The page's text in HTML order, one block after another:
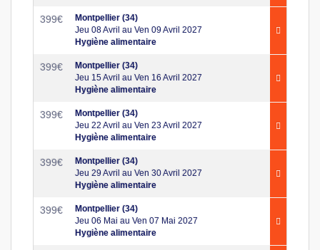
399€
Montpellier (34)
Jeu 08 Avril au Ven 09 Avril 2027
Hygiène alimentaire
399€
Montpellier (34)
Jeu 15 Avril au Ven 16 Avril 2027
Hygiène alimentaire
399€
Montpellier (34)
Jeu 22 Avril au Ven 23 Avril 2027
Hygiène alimentaire
399€
Montpellier (34)
Jeu 29 Avril au Ven 30 Avril 2027
Hygiène alimentaire
399€
Montpellier (34)
Jeu 06 Mai au Ven 07 Mai 2027
Hygiène alimentaire